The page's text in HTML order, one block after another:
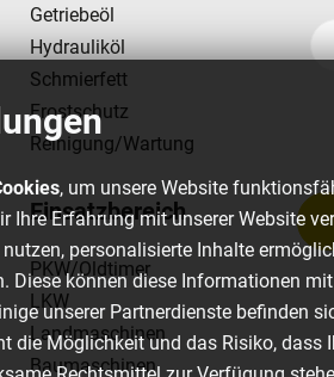
Getriebeöl
Hydrauliköl
Schmierfett
Frostschutz
Reinigung/Wartung
Einsatzbereich
PKW/Oldtimer
LKW
Landmaschinen
Baumaschinen
, um unsere Website
Ihre Erfahrung mit unserer Website
nutzen, personalisierte Inhalte
Diese können diese Informationen
unserer Partnerdienste befinden
die Möglichkeit und das Risiko,